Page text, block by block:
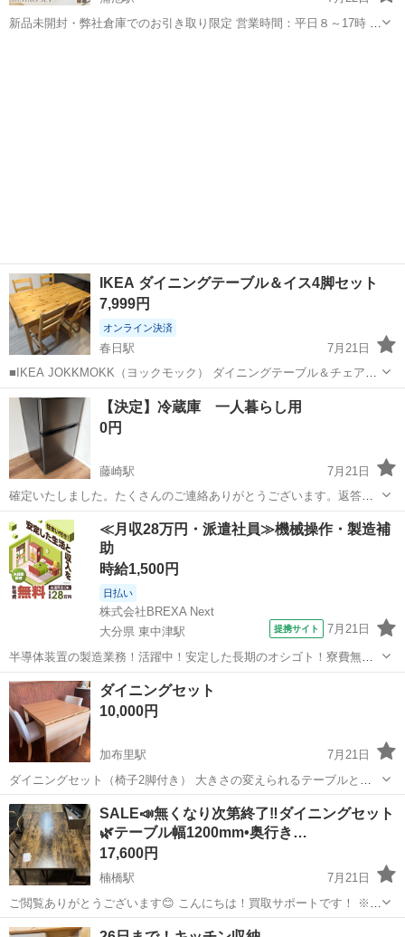
新品未開封・弊社倉庫でのお引き取り限定 営業時間：平日８～17時 お
IKEA ダイニングテーブル＆イス4脚セット
7,999円
オンライン決済
春日駅
7月21日
■IKEA JOKKMOKK（ヨックモック） ダイニングテーブル＆チェア4
脚セット ■2022年5月に購入しました。大きな汚れはなく状態は良好で
すが、引っ越しに伴い不要となったため出品します。 ■サイズ: ・テー
ブル ...
福岡 春日市 春日駅 ダイニングセット
【決定】冷蔵庫 一人暮らし用
0円
藤崎駅
7月21日
確定いたしました。たくさんのご連絡ありがとうございます。返答が
難しい状況でございますので、ご了承くださいませ。 私情で受付を止
めておりましたが、7月21日再開いたしました。 過去のご連絡は一
旦、白紙とさせていただき改...
福岡 福岡市 藤崎駅 ダイニングセット エレベーター
≪月収28万円・派遣社員≫機械操作・製造補
助
時給1,500円
日払い
株式会社BREXA Next
大分県 東中津駅
提携サイト 7月21日
半導体装置の製造業務！活躍中！安定した長期のオシゴト！寮費無料
★赴任旅費会社負担◎20代～40代の男性活躍中★未経験活躍中！高時
給1,500円！《大分県中津市》 人気の工場のお仕事 ◇半導体装置内部
のシート製造◇ ＊クリー...
大分 中津市 東中津駅 その他
ダイニングセット
10,000円
加布里駅
7月21日
ダイニングセット（椅子2脚付き） 大きさの変えられるテーブルと椅
子2つです 1年ほど前に購入していて 使用していますが、とても綺麗で
す
福岡 糸島市 加布里駅 ダイニングセット
SALE📣無くなり次第終了‼️ダイニングセット
🌿テーブル幅1200mm•奥行き…
17,600円
楠橋駅
7月21日
ご閲覧ありがとうございます😊 こんにちは！買取サポートです！ ※プ
ロフィールは必ずご一読下さいませ。 メーカー : ニトリ ダイニングセ
福岡 北九州市 楠橋駅 ダイニングセット